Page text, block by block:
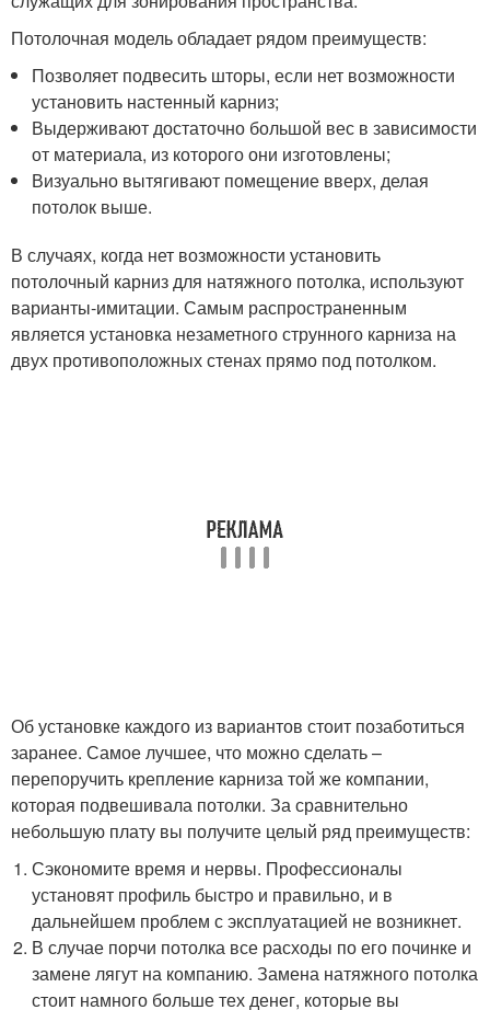
Потолочная модель обладает рядом преимуществ:
Позволяет подвесить шторы, если нет возможности
установить настенный карниз;
Выдерживают достаточно большой вес в зависимости
от материала, из которого они изготовлены;
Визуально вытягивают помещение вверх, делая
потолок выше.
В случаях, когда нет возможности установить
потолочный карниз для натяжного потолка, используют
варианты-имитации. Самым распространенным
является установка незаметного струнного карниза на
двух противоположных стенах прямо под потолком.
Об установке каждого из вариантов стоит позаботиться
заранее. Самое лучшее, что можно сделать –
перепоручить крепление карниза той же компании,
которая подвешивала потолки. За сравнительно
небольшую плату вы получите целый ряд преимуществ:
Сэкономите время и нервы. Профессионалы
установят профиль быстро и правильно, и в
дальнейшем проблем с эксплуатацией не возникнет.
В случае порчи потолка все расходы по его починке и
замене лягут на компанию. Замена натяжного потолка
стоит намного больше тех денег, которые вы